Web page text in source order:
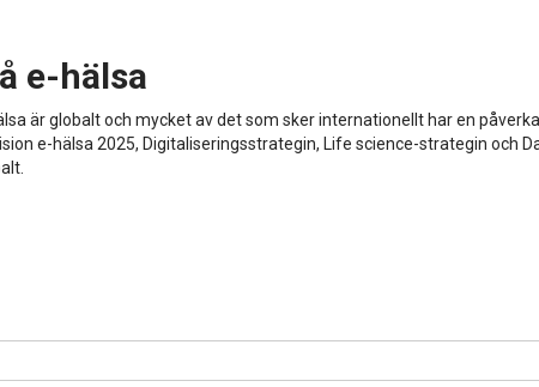
e-hälsa
är globalt och mycket av det som sker internationellt har en
e-hälsa 2025, Digitaliseringsstrategin, Life science-strategin och